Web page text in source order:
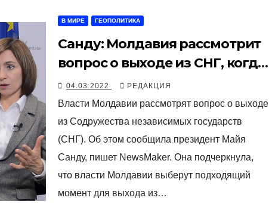
В МИРЕ ГЕОПОЛИТИКА
Санду: Молдавия рассмотрит
вопрос о выходе из СНГ, когда
«продвинется» на пути в
Евросоюз
04.03.2022 РЕДАКЦИЯ
Власти Молдавии рассмотрят вопрос о выходе
из Содружества независимых государств
(СНГ). Об этом сообщила президент Майя
Санду, пишет NewsMaker. Она подчеркнула,
что власти Молдавии выберут подходящий
момент для выхода из…